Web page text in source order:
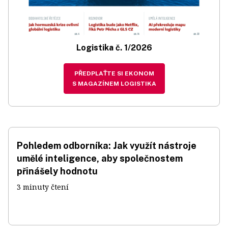
Logistika č. 1/2026
PŘEDPLAŤTE SI EKONOM
S MAGAZÍNEM LOGISTIKA
Pohledem odborníka: Jak využít nástroje
umělé inteligence, aby společnostem
přinášely hodnotu
3 minuty čtení